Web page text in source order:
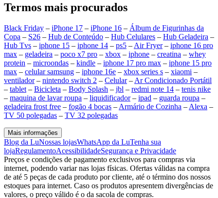
Termos mais procurados
Black Friday – iPhone 17 – iPhone 16 – Álbum de Figurinhas da
Copa – S26 – Hub de Conteúdo – Hub Celulares – Hub Geladeira –
Hub Tvs – iphone 15 – iphone 14 – ps5 – Air Fryer– iphone 16 pro
max – geladeira – poco x7 pro – xbox – iphone – creatina – whey
protein – microondas – kindle – iphone 17 pro max – iphone 15 pro
max – celular samsung – iphone 16e – xbox series s – xiaomi –
ventilador– nintendo switch 2 – Celular– Ar Condicionado Portátil
– tablet – Bicicleta – Body Splash – jbl – redmi note 14 – tenis nike
– maquina de lavar roupa – liquidificador– ipad – guarda roupa –
geladeira frost free – fogão 4 bocas – Armário de Cozinha – Alexa –
TV 50 polegadas – TV 32 polegadas
Mais informações
Blog da LuNossas lojasWhatsApp da LuTenha sua
lojaRegulamentoAcessibilidadeSegurança e Privacidade
Preços e condições de pagamento exclusivos para compras via
internet, podendo variar nas lojas físicas. Ofertas válidas na compra
de até 5 peças de cada produto por cliente, até o término dos nossos
estoques para internet. Caso os produtos apresentem divergências de
valores, o preço válido é o da sacola de compras.